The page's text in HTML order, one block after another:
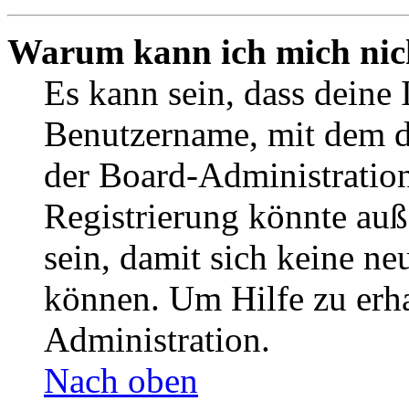
Warum kann ich mich
Es kann sein, dass
Benutzername, mit dem
der Board-
Registrierung könnte
sein, damit sich keine
können. Um Hilfe zu
Administration.
Nach oben